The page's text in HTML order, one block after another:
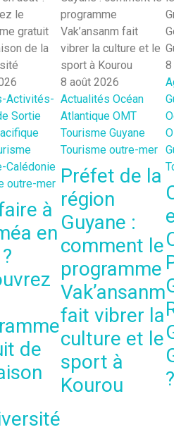
Activités-
Sortie
Calédonie
outre-mer
à
en
de
8 août 2026
Actualités Océan
Atlantique OMT
Tourisme Guyane
Tourisme outre-mer
Préfet de la
région
Guyane :
comment le
programme
Vak’ansanm
fait vibrer la
culture et le
sport à
Kourou
8
?